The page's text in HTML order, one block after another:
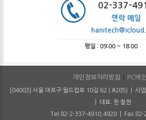
02-337-
연락 메일
평일 : 09:00 ~ 18:00
개인정보처리방침 PC버전
[04003] 서울 마포구 월드컵로 10길 62 ( #205) | 사
| 대표: 한 철헌
Tel 82-2-337-4910,4920 | Fax 82-